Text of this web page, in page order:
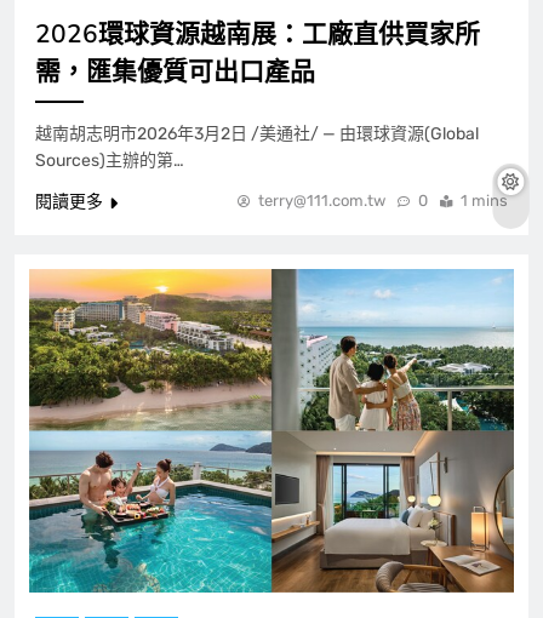
2026環球資源越南展：工廠直供買家所
需，匯集優質可出口產品
越南胡志明市2026年3月2日 /美通社/ — 由環球資源(Global
Sources)主辦的第…
閱讀更多
terry@111.com.tw 0 1 mins